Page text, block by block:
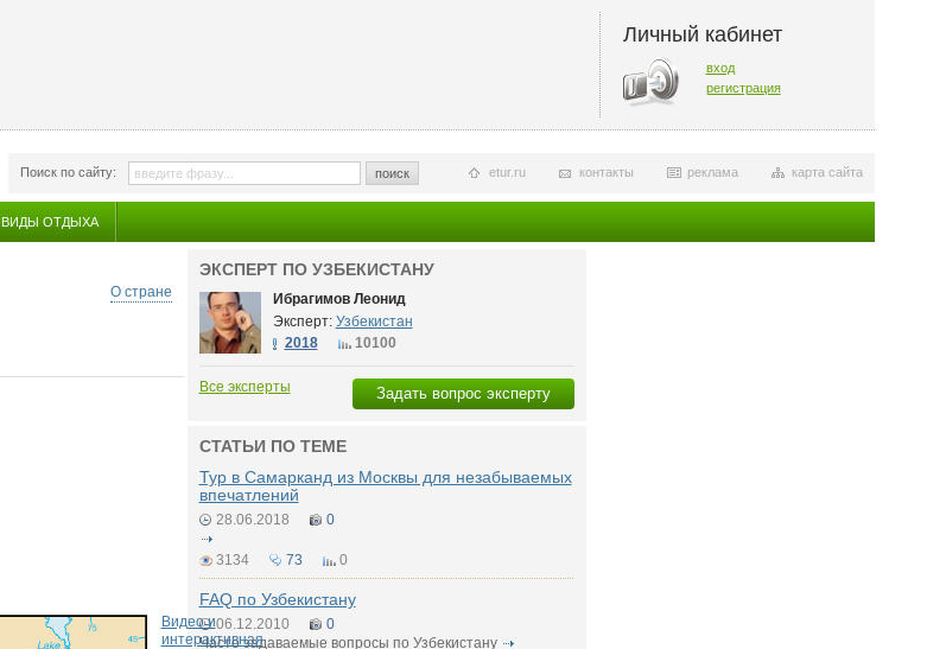
Личный кабинет
вход
регистрация
Поиск по сайту: поиск карта сайта
реклама
контакты
etur.ru
ВИДЫ ОТДЫХА
О стране
Видео и
интерактивная
ЭКСПЕРТ ПО УЗБЕКИСТАНУ
Ибрагимов Леонид
Эксперт: Узбекистан
2018
10100
Задать вопрос эксперту
Все эксперты
СТАТЬИ ПО ТЕМЕ
Тур в Самарканд из Москвы для незабываемых
впечатлений
28.06.2018 0
3134 73 0
FAQ по Узбекистану
06.12.2010
0
Часто задаваемые вопросы по Узбекистану